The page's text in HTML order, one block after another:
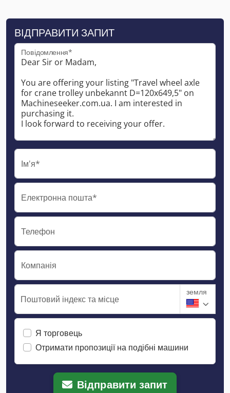
ВІДПРАВИТИ ЗАПИТ
Повідомлення*
Ім'я*
Електронна пошта*
Телефон
Компанія
Поштовий індекс та місце
земля
Я торговець
Отримати пропозиції на подібні машини
Відправити запит